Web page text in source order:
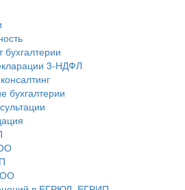
бухгалтерии
3-НДФЛ
бухгалтерии